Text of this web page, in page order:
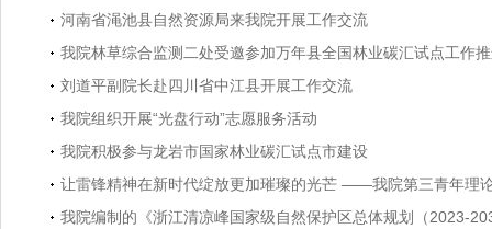
河南省渑池县自然资源局来我院开展工作交流
我院林草综合监测二处受邀参加万年县全国林业碳汇试点工作
刘道平副院长赴四川省中江县开展工作交流
我院组织开展“光盘行动”志愿服务活动
我院积极参与龙岩市国家林业碳汇试点市建设
让雷锋精神在新时代绽放更加璀璨的光芒 ——我院第三青年理
我院编制的《浙江清凉峰国家级自然保护区总体规划（2023-